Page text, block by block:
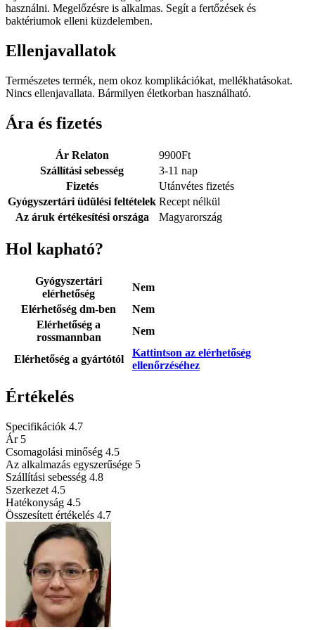
használni. Megelőzésre is alkalmas. Segít a fertőzések és
baktériumok elleni küzdelemben.
Ellenjavallatok
Természetes termék, nem okoz komplikációkat, mellékhatásokat.
Nincs ellenjavallata. Bármilyen életkorban használható.
Ára és fizetés
Ár Relaton 9900Ft
Szállítási sebesség
3-11 nap
Fizetés
Utánvétes fizetés
Gyógyszertári üdülési feltételek Recept nélkül
Az áruk értékesítési országa
Magyarország
Hol kapható?
Gyógyszertári
elérhetőség
Nem
Elérhetőség dm-ben
Nem
Elérhetőség a
rossmannban
Nem
Elérhetőség a gyártótól
Kattintson az elérhetőség
ellenőrzéséhez
Értékelés
Specifikációk 4.7
Ár 5
Csomagolási minőség 4.5
Az alkalmazás egyszerűsége 5
Szállítási sebesség 4.8
Szerkezet 4.5
Hatékonyság 4.5
Összesített értékelés 4.7